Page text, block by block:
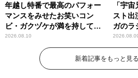
年越し特番で最高のパフォー
マンスをみせたお笑いコン
ビ・ガクヅケが満を持して
『オールナイトニッポン
0(ZERO)』に登場！
2026.08.10
「宇
スト出
ガのラ
ル 』
新着記事をもっと見る